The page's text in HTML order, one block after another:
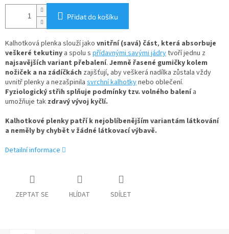
Přidat do košíku
Kalhotková plenka slouží jako vnitřní (savá) část, která absorbuje
veškeré tekutiny a spolu s přídavnými savými jádrytvoří jednu z
najsavějších variant přebalení. Jemně řasené gumičky kolem
nožiček a na zádíčkách zajišťují, aby veškerá nadílka zůstala vždy
uvnitř plenky a nezašpinila svrchní kalhotkynebo oblečení.
Fyziologický střih splňuje podmínky tzv. volného balenía
umožňuje tak zdravý vývoj kyčlí.
Kalhotkové plenky patří k nejoblíbenějším variantám látkování
a neměly by chybět v žádné látkovací výbavě.
Detailní informace
ZEPTAT SE HLÍDAT SDÍLET